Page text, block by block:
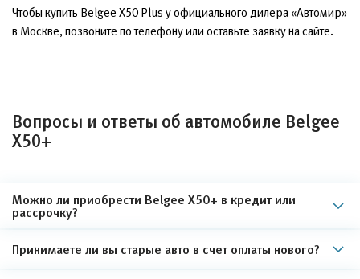
Чтобы купить Belgee X50 Plus у официального дилера «Автомир»
в Москве, позвоните по телефону или оставьте заявку на сайте.
Вопросы и ответы об автомобиле Belgee
Х50+
Можно ли приобрести Belgee Х50+ в кредит или
рассрочку?
Принимаете ли вы старые авто в счет оплаты нового?